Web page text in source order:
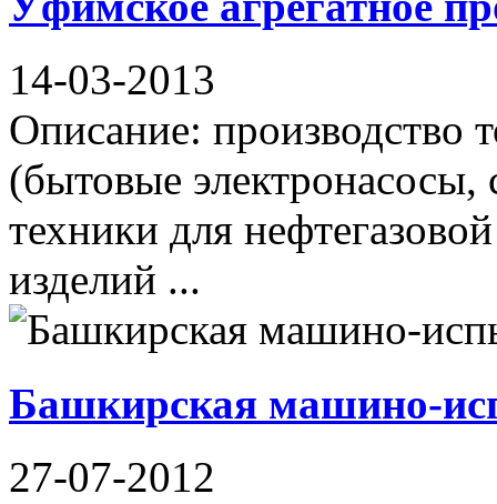
14-03-2013
Описание: производство
(бытовые электронасосы,
техники для
изделий ...
Башкирская машино-
27-07-2012